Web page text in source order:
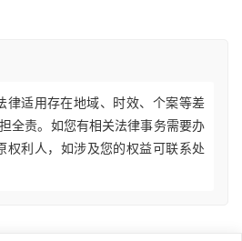
律适用存在地域、时效、个案等差
全责。如您有相关法律事务需要办
权利人，如涉及您的权益可联系处